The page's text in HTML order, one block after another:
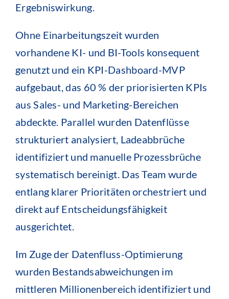
Ergebniswirkung.
Ohne Einarbeitungszeit wurden
vorhandene KI- und BI-Tools konsequent
genutzt und ein KPI-Dashboard-MVP
aufgebaut, das 60 % der priorisierten KPIs
aus Sales- und Marketing-Bereichen
abdeckte. Parallel wurden Datenflüsse
strukturiert analysiert, Ladeabbrüche
identifiziert und manuelle Prozessbrüche
systematisch bereinigt. Das Team wurde
entlang klarer Prioritäten orchestriert und
direkt auf Entscheidungsfähigkeit
ausgerichtet.
Im Zuge der Datenfluss-Optimierung
wurden Bestandsabweichungen im
mittleren Millionenbereich identifiziert und